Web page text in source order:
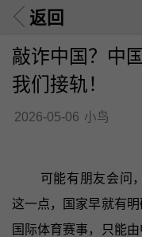
返回
敲诈中国？中
我们接轨！
2026-05-06 小鸟
可能有朋友会问
这一点，国家早就有
国际体育赛事，只能